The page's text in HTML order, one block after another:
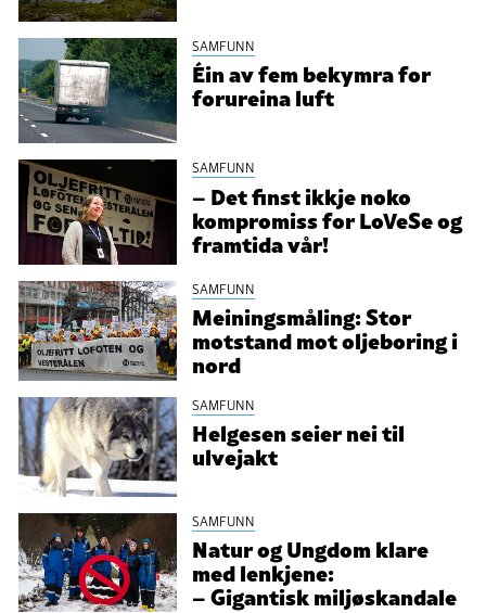
SAMFUNN
Éin av fem bekymra for
forureina luft
SAMFUNN
– Det finst ikkje noko
kompromiss for LoVeSe og
framtida vår!
SAMFUNN
Meiningsmåling: Stor
motstand mot oljeboring i
nord
SAMFUNN
Helgesen seier nei til
ulvejakt
SAMFUNN
Natur og Ungdom klare
med lenkjene:
– Gigantisk miljøskandale